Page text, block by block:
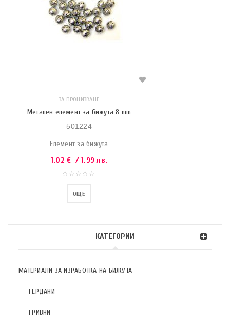
КАТЕГОРИИ
МАТЕРИАЛИ ЗА ИЗРАБОТКА НА БИЖУТА
ГЕРДАНИ
ГРИВНИ
ЗА ПРОНИЗВАНЕ
Метален елемент за бижута 8 mm
501224
Елемент за бижута
1.02€ / 1.99 лв.
ОЩЕ